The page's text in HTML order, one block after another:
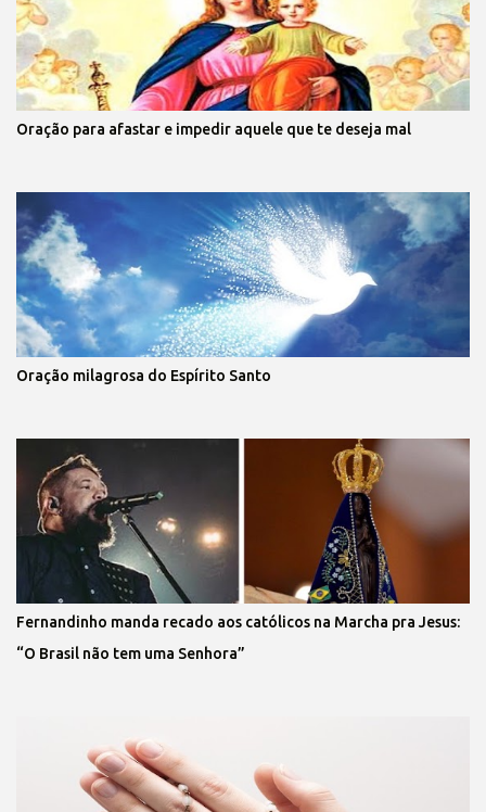
Oração para afastar e impedir aquele que te deseja mal
Oração milagrosa do Espírito Santo
Fernandinho manda recado aos católicos na Marcha pra Jesus:
“O Brasil não tem uma Senhora”